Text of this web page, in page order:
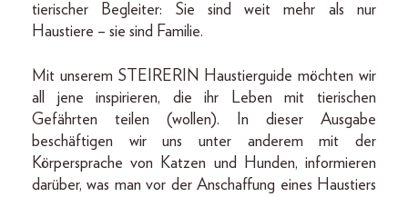
tierischer Begleiter: Sie sind weit mehr als nur
Haustiere – sie sind Familie.
Mit unserem STEIRERIN Haustierguide möchten wir
all jene inspirieren, die ihr Leben mit tierischen
Gefährten teilen (wollen). In dieser Ausgabe
beschäftigen wir uns unter anderem mit der
Körpersprache von Katzen und Hunden, informieren
darüber, was man vor der Anschaffung eines Haustiers